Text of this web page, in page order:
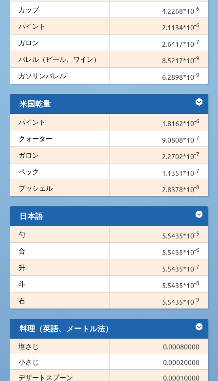
カップ 4.2268*10-6
パイント 2.1134*10-6
ガロン 2.6417*10-7
バレル（ビール、ワイン） 8.5217*10-9
ガソリンバレル 6.2898*10-9
米国乾量
パイント 1.8162*10-6
クォーター 9.0808*10-7
ガロン 2.2702*10-7
ペック 1.1351*10-7
ブッシェル 2.8378*10-8
日本語
勺 5.5435*10-5
合 5.5435*10-6
升 5.5435*10-7
斗 5.5435*10-8
石 5.5435*10-9
料理（英語、メートル法）
塩さじ
0.00080000
小さじ
0.00020000
デザートスプーン
0.00010000